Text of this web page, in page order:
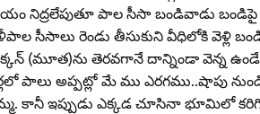
నిద్రలేపుతూ పాల సీసా బండివాడు బండిపై
సీసాలు రెండు తీసుకుని వీధిలోకి వెళ్లి
(మూత)ను తెరవగానే దాన్నిండా వెన్న
పాలు అప్పట్లో మే ము ఎరగము..షాపు నుండి
కానీ ఇప్పుడు ఎక్కడ చూసినా భూమిలో